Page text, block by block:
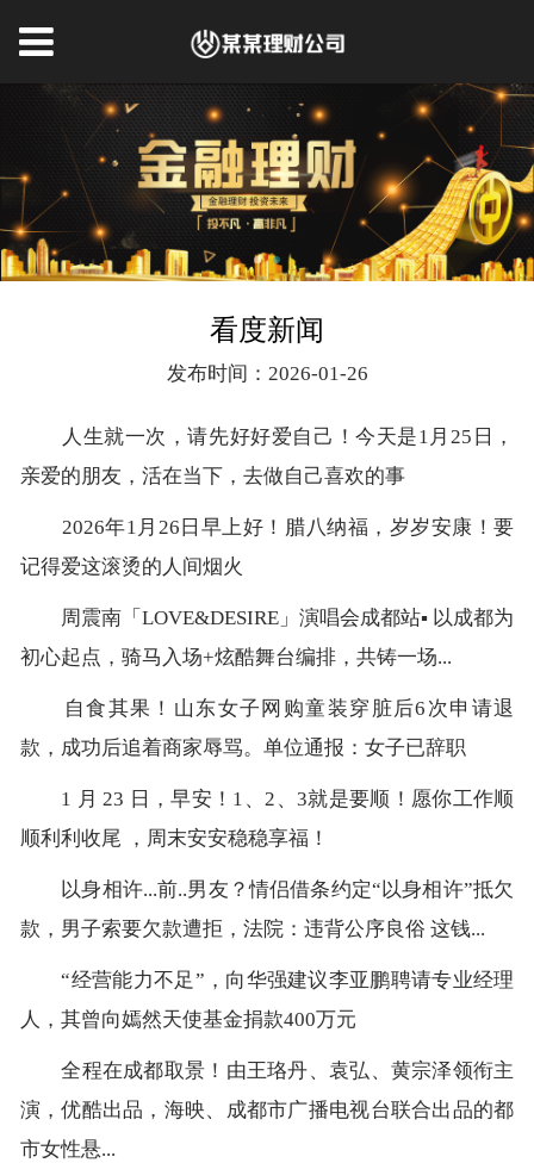
看度新闻
发布时间：2026-01-26
人生就一次，请先好好爱自己！今天是1月25日，
亲爱的朋友，活在当下，去做自己喜欢的事
2026年1月26日早上好！腊八纳福，岁岁安康！要
记得爱这滚烫的人间烟火
周震南「LOVE&DESIRE」演唱会成都站▪️ 以成都为
初心起点，骑马入场+炫酷舞台编排，共铸一场...
自食其果！山东女子网购童装穿脏后6次申请退
款，成功后追着商家辱骂。单位通报：女子已辞职
1 月 23 日，早安！1、2、3就是要顺！愿你工作顺
顺利利收尾 ，周末安安稳稳享福！
以身相许...前..男友？情侣借条约定“以身相许”抵欠
款，男子索要欠款遭拒，法院：违背公序良俗 这钱...
“经营能力不足”，向华强建议李亚鹏聘请专业经理
人，其曾向嫣然天使基金捐款400万元
全程在成都取景！由王珞丹、袁弘、黄宗泽领衔主
演，优酷出品，海映、成都市广播电视台联合出品的都
市女性悬...